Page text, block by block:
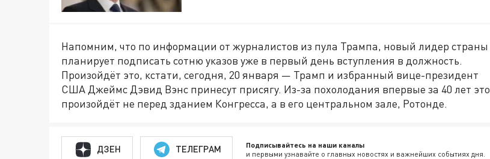
Напомним, что по информации от журналистов из пула Трампа, новый лидер страны
планирует подписать сотню указов уже в первый день вступления в должность.
Произойдёт это, кстати, сегодня, 20 января — Трамп и избранный вице-президент
США Джеймс Дэвид Вэнс принесут присягу. Из-за похолодания впервые за 40 лет это
произойдёт не перед зданием Конгресса, а в его центральном зале, Ротонде.
ДЗЕН ТЕЛЕГРАМ Подписывайтесь на наши каналы
и первыми узнавайте о главных новостях и важнейших событиях дня.